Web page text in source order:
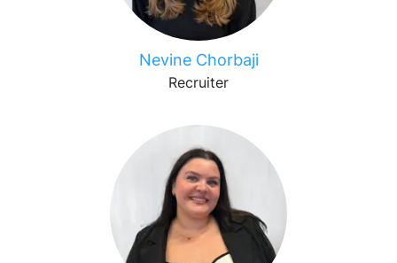
Nevine Chorbaji
Recruiter